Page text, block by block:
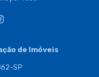
de Imóveis
SP